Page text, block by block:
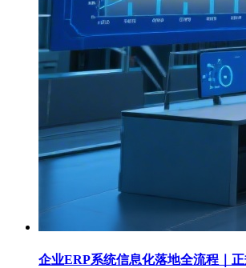
企业ERP系统信息化落地全流程｜